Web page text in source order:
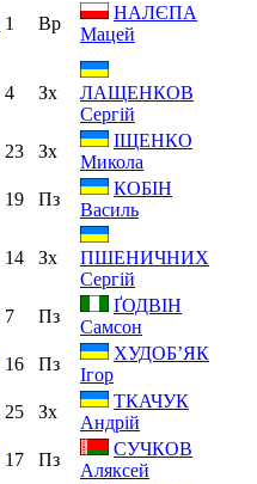
1 Вр
НАЛЄПА
Мацей
4 Зх
ЛАЩЕНКОВ
Сергій
23 Зх
ІЩЕНКО
Микола
19 Пз
КОБІН
Василь
14 Зх
ПШЕНИЧНИХ
Сергій
7 Пз
ҐОДВІН
Самсон
16 Пз
ХУДОБ’ЯК
Ігор
25 Зх
ТКАЧУК
Андрій
17 Пз
СУЧКОВ
Аляксей